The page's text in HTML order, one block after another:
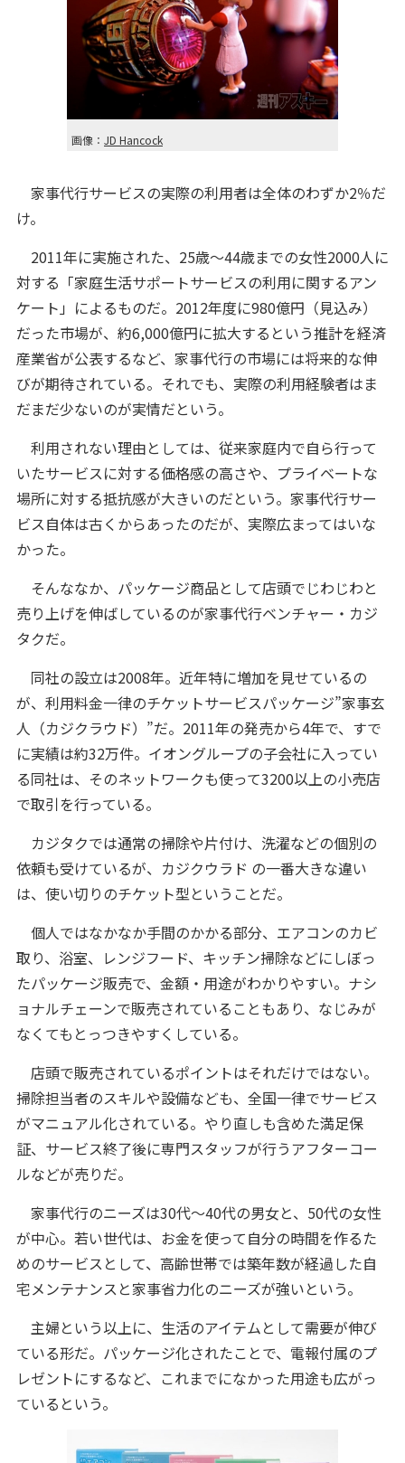
画像： JD Hancock
家事代行サービスの実際の利用者は全体のわずか2％だ
け。
2011年に実施された、25歳～44歳までの女性2000人に
対する「家庭生活サポートサービスの利用に関するアン
ケート」によるものだ。2012年度に980億円（見込み）
だった市場が、約6,000億円に拡大するという推計を経済
産業省が公表するなど、家事代行の市場には将来的な伸
びが期待されている。それでも、実際の利用経験者はま
だまだ少ないのが実情だという。
利用されない理由としては、従来家庭内で自ら行って
いたサービスに対する価格感の高さや、プライベートな
場所に対する抵抗感が大きいのだという。家事代行サー
ビス自体は古くからあったのだが、実際広まってはいな
かった。
そんななか、パッケージ商品として店頭でじわじわと
売り上げを伸ばしているのが家事代行ベンチャー・カジ
タクだ。
同社の設立は2008年。近年特に増加を見せているの
が、利用料金一律のチケットサービスパッケージ”家事玄
人（カジクラウド）”だ。2011年の発売から4年で、すで
に実績は約32万件。イオングループの子会社に入ってい
る同社は、そのネットワークも使って3200以上の小売店
で取引を行っている。
カジタクでは通常の掃除や片付け、洗濯などの個別の
依頼も受けているが、カジクウラド の一番大きな違い
は、使い切りのチケット型ということだ。
個人ではなかなか手間のかかる部分、エアコンのカビ
取り、浴室、レンジフード、キッチン掃除などにしぼっ
たパッケージ販売で、金額・用途がわかりやすい。ナシ
ョナルチェーンで販売されていることもあり、なじみが
なくてもとっつきやすくしている。
店頭で販売されているポイントはそれだけではない。
掃除担当者のスキルや設備なども、全国一律でサービス
がマニュアル化されている。やり直しも含めた満足保
証、サービス終了後に専門スタッフが行うアフターコー
ルなどが売りだ。
家事代行のニーズは30代～40代の男女と、50代の女性
が中心。若い世代は、お金を使って自分の時間を作るた
めのサービスとして、高齢世帯では築年数が経過した自
宅メンテナンスと家事省力化のニーズが強いという。
主婦という以上に、生活のアイテムとして需要が伸び
ている形だ。パッケージ化されたことで、電報付属のプ
レゼントにするなど、これまでになかった用途も広がっ
ているという。